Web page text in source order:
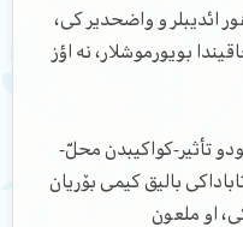
ائدیبلر و واضحدیر کی،
بویورموشلار، نه اؤز
تأثیر-کواکیبدن محلّ-
بالیق کیمی بۆریان
او ملعون